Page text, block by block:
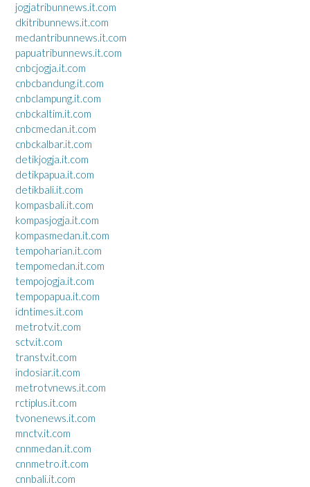
jogjatribunnews.it.com
dkitribunnews.it.com
medantribunnews.it.com
papuatribunnews.it.com
cnbcjogja.it.com
cnbcbandung.it.com
cnbclampung.it.com
cnbckaltim.it.com
cnbcmedan.it.com
cnbckalbar.it.com
detikjogja.it.com
detikpapua.it.com
detikbali.it.com
kompasbali.it.com
kompasjogja.it.com
kompasmedan.it.com
tempoharian.it.com
tempomedan.it.com
tempojogja.it.com
tempopapua.it.com
idntimes.it.com
metrotv.it.com
sctv.it.com
transtv.it.com
indosiar.it.com
metrotvnews.it.com
rctiplus.it.com
tvonenews.it.com
mnctv.it.com
cnnmedan.it.com
cnnmetro.it.com
cnnbali.it.com